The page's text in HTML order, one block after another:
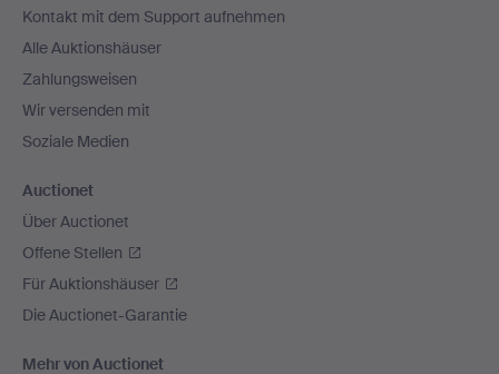
Kontakt mit dem Support aufnehmen
Alle Auktionshäuser
Zahlungsweisen
Wir versenden mit
Soziale Medien
Auctionet
Über Auctionet
Offene Stellen
Für Auktionshäuser
Die Auctionet-Garantie
Mehr von Auctionet